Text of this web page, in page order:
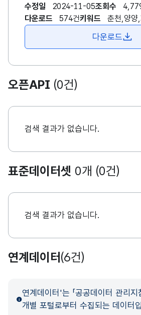
수정일
2024-11-05조회수
다운로드
574건키워드 춘천,양양
다운로드
오픈API (0건)
검색 결과가 없습니다.
표준데이터셋 0개 (0건)
검색 결과가 없습니다.
연계데이터 (6건)
연계데이터'는 「공공데이터 관리지
개별 포털로부터 수집되는 데이터